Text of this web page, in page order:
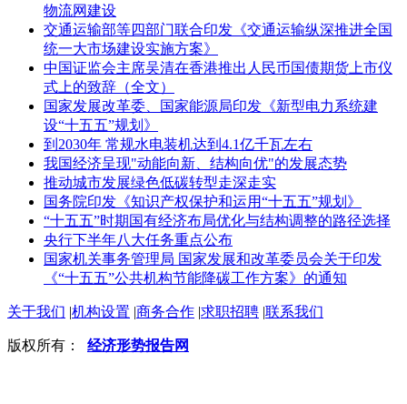
物流网建设
交通运输部等四部门联合印发《交通运输纵深推进全国
统一大市场建设实施方案》
中国证监会主席吴清在香港推出人民币国债期货上市仪
式上的致辞（全文）
国家发展改革委、国家能源局印发《新型电力系统建
设“十五五”规划》
到2030年 常规水电装机达到4.1亿千瓦左右
我国经济呈现"动能向新、结构向优"的发展态势
推动城市发展绿色低碳转型走深走实
国务院印发《知识产权保护和运用“十五五”规划》
“十五五”时期国有经济布局优化与结构调整的路径选择
央行下半年八大任务重点公布
国家机关事务管理局 国家发展和改革委员会关于印发
《“十五五”公共机构节能降碳工作方案》的通知
关于我们 |机构设置 |商务合作 |求职招聘 |联系我们
版权所有： 经济形势报告网